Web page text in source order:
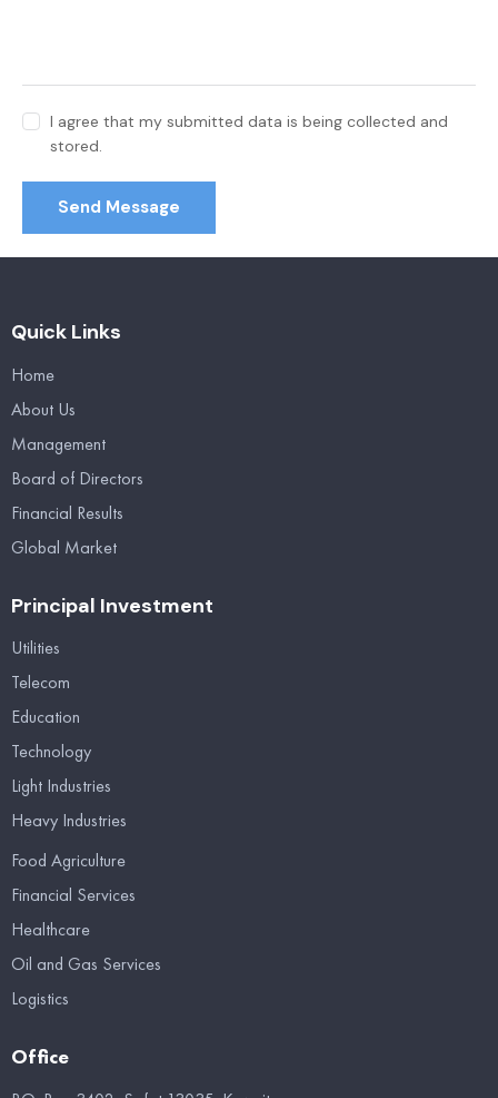
I agree that my submitted data is being collected and
stored.
Send Message
Quick Links
Home
About Us
Management
Board of Directors
Financial Results
Global Market
Principal Investment
Utilities
Telecom
Education
Technology
Light Industries
Heavy Industries
Food Agriculture
Financial Services
Healthcare
Oil and Gas Services
Logistics
Office